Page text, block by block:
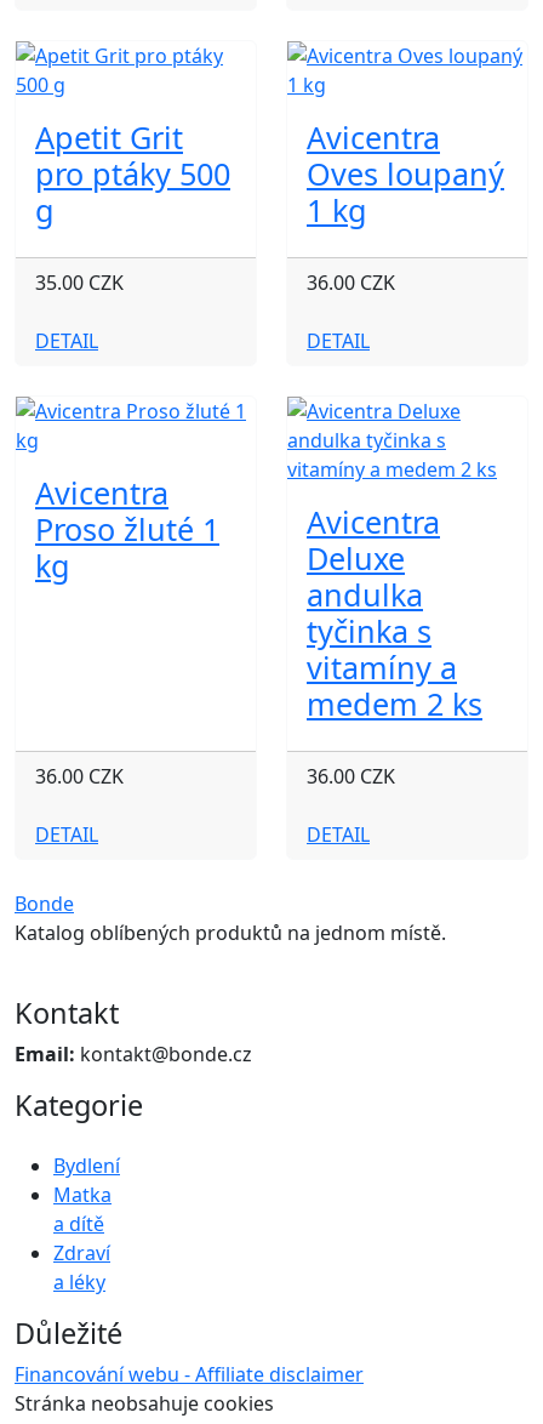
Apetit Grit
pro ptáky 500
g
35.00 CZK
DETAIL
Avicentra
Oves loupaný
1 kg
36.00 CZK
DETAIL
Avicentra
Proso žluté 1
kg
36.00 CZK
DETAIL
Avicentra
Deluxe
andulka
tyčinka s
vitamíny a
medem 2 ks
36.00 CZK
DETAIL
Bonde
Katalog oblíbených produktů na jednom místě.
Kontakt
Email: kontakt@bonde.cz
Kategorie
Bydlení
Matka
a dítě
Zdraví
a léky
Důležité
Financování webu - Affiliate disclaimer
Stránka neobsahuje cookies